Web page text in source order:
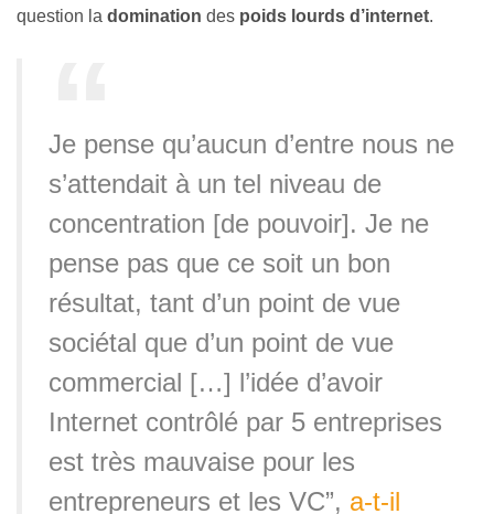
question la domination des poids lourds d’internet.
Je pense qu’aucun d’entre nous ne
s’attendait à un tel niveau de
concentration [de pouvoir]. Je ne
pense pas que ce soit un bon
résultat, tant d’un point de vue
sociétal que d’un point de vue
commercial […] l’idée d’avoir
Internet contrôlé par 5 entreprises
est très mauvaise pour les
entrepreneurs et les VC”, a-t-il